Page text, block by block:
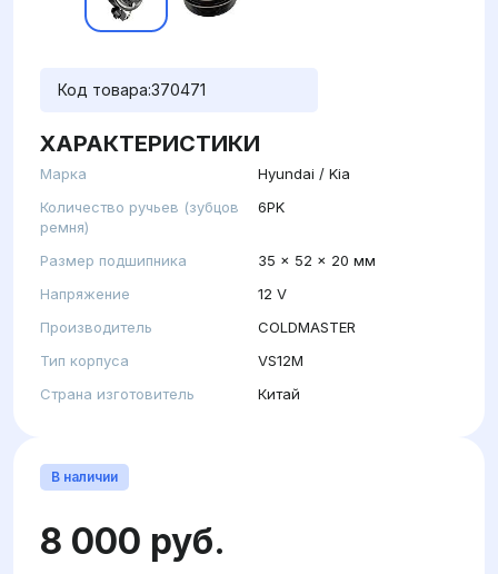
Код товара:370471
ХАРАКТЕРИСТИКИ
Марка
Hyundai / Kia
Количество ручьев (зубцов
ремня)
6PK
Размер подшипника
35 x 52 x 20 мм
Напряжение
12 V
Производитель
COLDMASTER
Тип корпуса
VS12M
Страна изготовитель
Китай
В наличии
8 000 руб.